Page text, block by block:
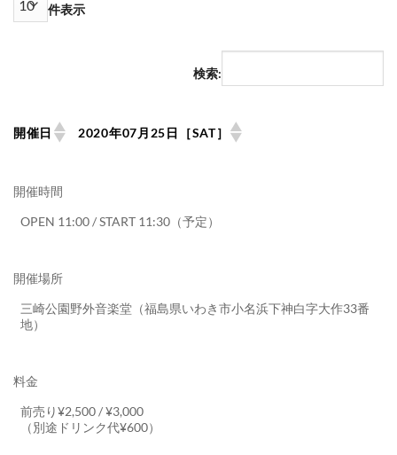
件表示
検索:
開催日 2020年07月25日［SAT］
開催時間
OPEN 11:00 / START 11:30（予定）
開催場所
三崎公園野外音楽堂（福島県いわき市小名浜下神白字大作33番
地）
料金
前売り¥2,500 / ¥3,000
（別途ドリンク代¥600）